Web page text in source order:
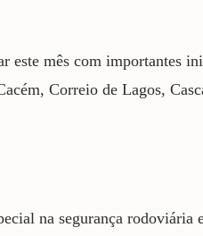
este mês com importantes
Correio de Lagos,
na segurança rodoviária